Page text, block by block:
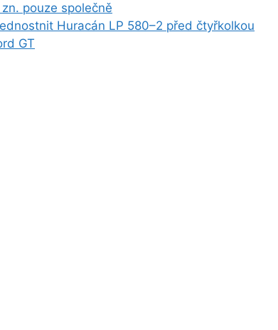
pouze společně
Huracán LP 580–2 před čtyřkolkou
GT